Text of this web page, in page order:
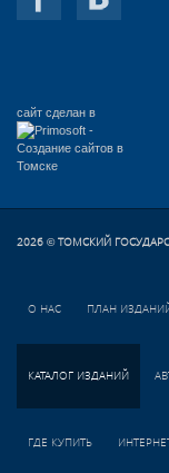
сайт сделан в
2026 © ТОМСКИЙ
О НАС ПЛАН
КАТАЛОГ ИЗДАНИЙ
ГДЕ КУПИТЬ